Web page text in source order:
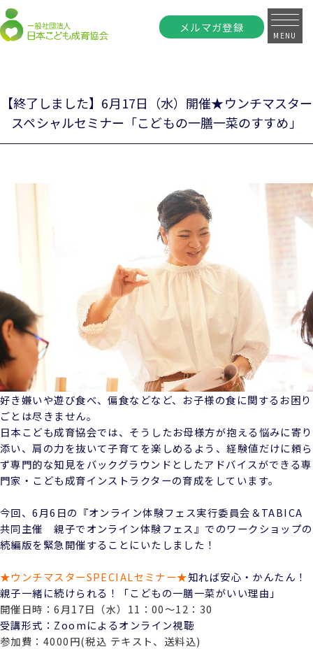
メルマガ登録
MENU
【終了しました】6月17日（水）開催★ウンチマスター
スペシャルセミナー「こどもの一膳一菜のすすめ」
好き嫌いや遊び食べ、偏食などなど、お子様の食に関するお困り
ごとは尽きません。
日本こども成育協会では、そうしたお母様方が抱える悩みに寄り
添い、肩の力を抜いて子育てを楽しめるよう、経験値だけに頼ら
ず専門的な知見をバックグラウンドとしたアドバイスができる専
門家・こども成育インストラクターの育成をしています。
今回、6月6日の『オンライン体験フェス実行委員会＆TABICA
共同主催 親子でオンライン体験フェス』でのワークショップの
続編版を緊急開催することにいたしました！
★ウンチマスターSPECIALセミナー★知れば安心・かんたん！
親子一緒に続けられる！「こどもの一膳一菜がいい理由」
開催日時：6月17日（水）11：00～12：30
受講形式：Zoomによるオンライン視聴
参加費：4000円(税込 テキスト、送料込)